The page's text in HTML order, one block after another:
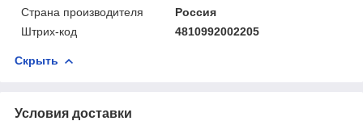
Страна производителя
Россия
Штрих-код
4810992002205
Скрыть
Условия доставки